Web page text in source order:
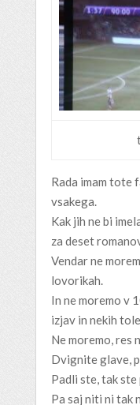
Rada imam tote
vsakega.
Kak jih ne bi
za deset
Vendar ne
lovorikah.
In ne moremo v
izjav in nekih
Ne moremo, res
Dvignite glave,
Padli ste, tak
Pa saj niti ni tak